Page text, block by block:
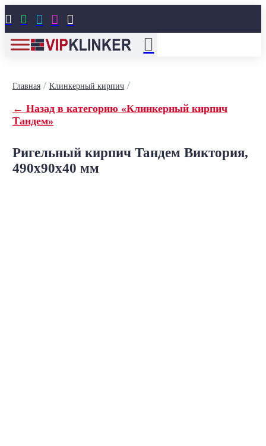
    
Главная/ Клинкерный кирпич/
← Назад в категорию «Клинкерный кирпич
Тандем»
Ригельный кирпич Тандем Виктория,
490x90x40 мм